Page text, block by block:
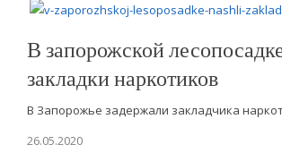
В запорожской
закладки наркотиков
В Запорожье задержали закладчика
26.05.2020